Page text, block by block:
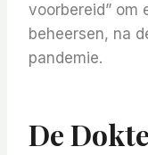
voorbereid” om
beheersen, na
pandemie.
De